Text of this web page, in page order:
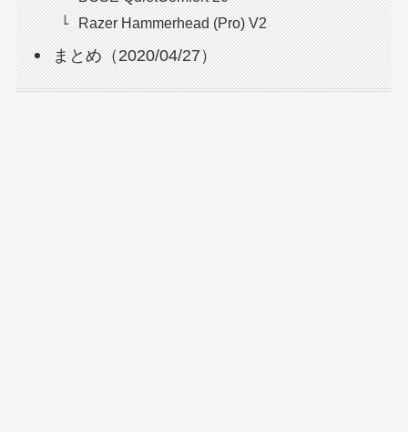
Razer Hammerhead (Pro) V2
まとめ（2020/04/27）